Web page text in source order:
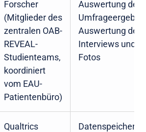
Forscher
(Mitglieder des
zentralen OAB-
REVEAL-
Studienteams,
koordiniert
vom EAU-
Patientenbüro)
Auswertung der
Auswertung der
Interviews und
Fotos
Qualtrics